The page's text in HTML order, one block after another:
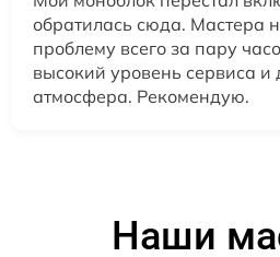
обратилась сюда. Мастера
проблему всего за пару
высокий уровень сервиса и
атмосфера. Рекомендую.
Наши